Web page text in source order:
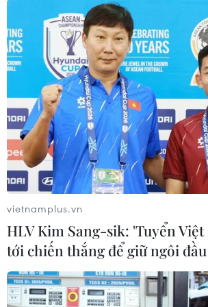
những thay đổi nhằm đảm bảo
tài chính vẫn an toàn và đảm
Những quy định này cũng trở
thức đối với các doanh nghiệp và
fintech đang tìm cách cung cấp
kiện thuận lợi cho các dịch vụ
khắp các thị trường ở châu Á,
Đông.
vietnamplus.vn
HLV Kim Sang-sik: 'Tuyển
tới chiến thắng để giữ ngôi